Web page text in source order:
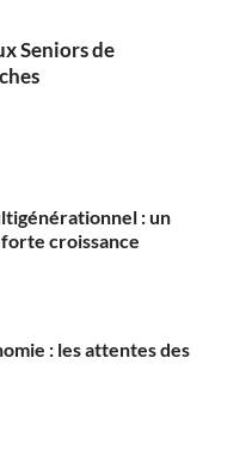
Seniors de
: un
croissance
: les attentes des